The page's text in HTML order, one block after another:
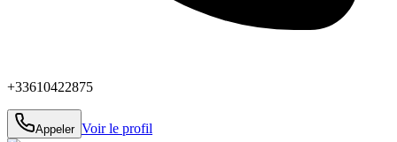
+33610422875
Appeler Voir le profil